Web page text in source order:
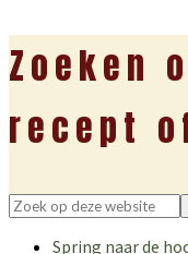
Zoeken
recept
Zoek
deze Spring naar de